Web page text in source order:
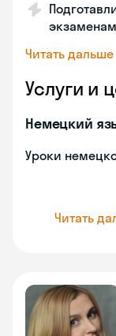
экзаменам
Читать дальше
Услуги и
Немецкий
Уроки
Читать